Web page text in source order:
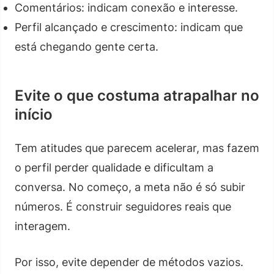
Comentários: indicam conexão e interesse.
Perfil alcançado e crescimento: indicam que
está chegando gente certa.
Evite o que costuma atrapalhar no
início
Tem atitudes que parecem acelerar, mas fazem
o perfil perder qualidade e dificultam a
conversa. No começo, a meta não é só subir
números. É construir seguidores reais que
interagem.
Por isso, evite depender de métodos vazios.